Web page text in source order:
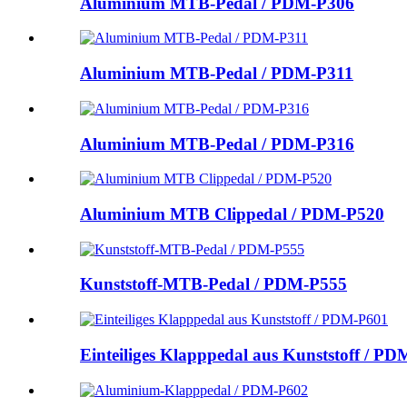
Aluminium MTB-Pedal / PDM-P311
Aluminium MTB-Pedal / PDM-P316
Aluminium MTB Clippedal / PDM-P520
Kunststoff-MTB-Pedal / PDM-P555
Einteiliges Klapppedal aus Kunststoff /